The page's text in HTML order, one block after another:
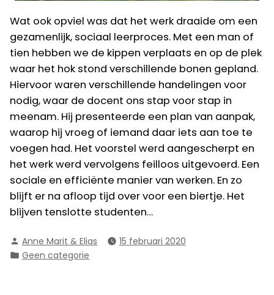
Wat ook opviel was dat het werk draaide om een
gezamenlijk, sociaal leerproces. Met een man of
tien hebben we de kippen verplaats en op de plek
waar het hok stond verschillende bonen gepland.
Hiervoor waren verschillende handelingen voor
nodig, waar de docent ons stap voor stap in
meenam. Hij presenteerde een plan van aanpak,
waarop hij vroeg of iemand daar iets aan toe te
voegen had. Het voorstel werd aangescherpt en
het werk werd vervolgens feilloos uitgevoerd. Een
sociale en efficiënte manier van werken. En zo
blijft er na afloop tijd over voor een biertje. Het
blijven tenslotte studenten…
Geplaatst
door
Anne Marit & Elias
15 februari 2020
Geplaatst
Geen categorie